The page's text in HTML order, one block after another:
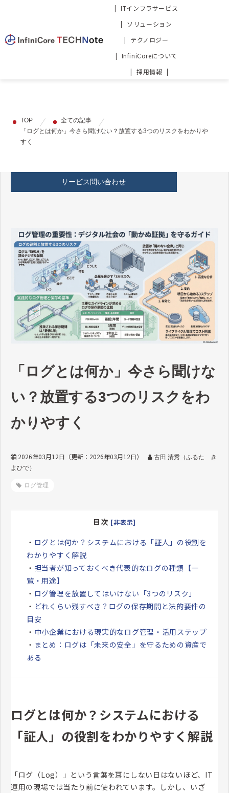
ITインフラサービス
ソリューション
テクノロジー
InfiniCoreについて
採用情報
TOP
全ての記事
「ログとは何か」今さら聞けない？放置する3つのリスクをわかりや
すく
サービス問い合わせ
「ログとは何か」今さら聞けな
い？放置する3つのリスクをわ
かりやすく
2026年03月12日 （更新： 2026年03月12日）
古田 清秀（ふるた き
よひで）
ログ管理
目次 [非表示]
・ ログとは何か？システムにおける「証人」の役割を
わかりやすく解説
・ 担当者が知っておくべき代表的なログの種類【一
覧・用途】
・ ログ管理を放置してはいけない「3つのリスク」
・ どれくらい残すべき？ログの保存期間と法的要件の
目安
・ 中小企業における現実的なログ管理・活用ステップ
・ まとめ：ログは「未来の安全」を守るための資産で
ある
ログとは何か？システムにおける
「証人」の役割をわかりやすく解説
「ログ（Log）」という言葉を耳にしない日はないほど、IT
運用の現場では当たり前に使われています。しかし、いざ